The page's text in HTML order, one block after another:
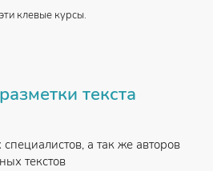
клевые курсы.
текста
а так же авторов
текстов